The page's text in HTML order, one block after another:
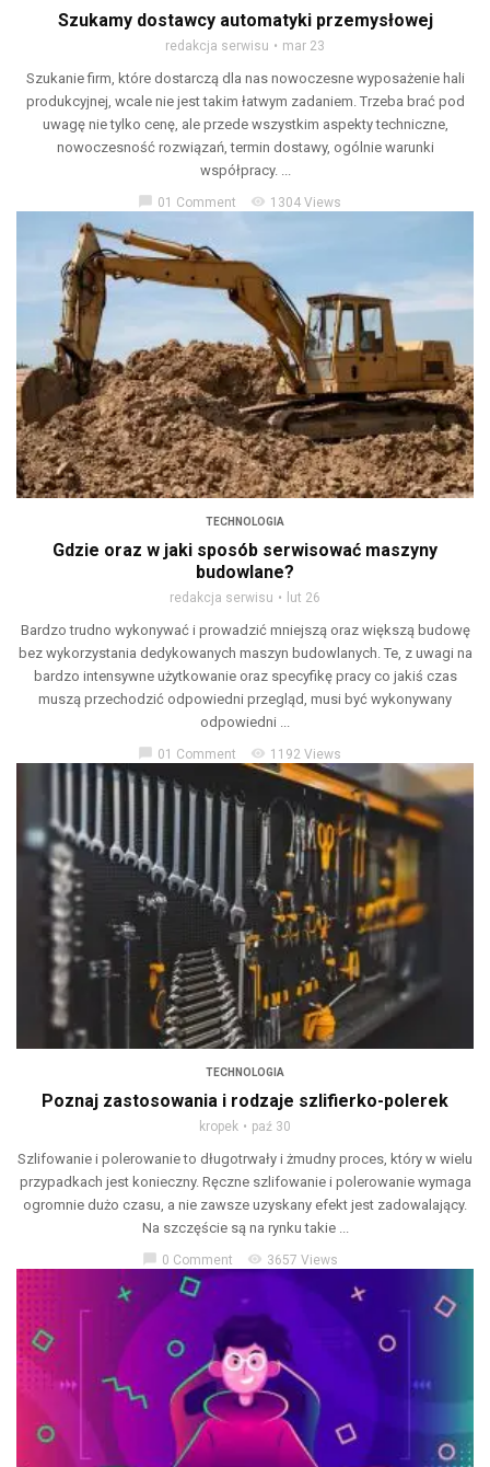
Szukamy dostawcy automatyki przemysłowej
redakcja serwisu mar 23
Szukanie firm, które dostarczą dla nas nowoczesne wyposażenie hali
produkcyjnej, wcale nie jest takim łatwym zadaniem. Trzeba brać pod
uwagę nie tylko cenę, ale przede wszystkim aspekty techniczne,
nowoczesność rozwiązań, termin dostawy, ogólnie warunki
współpracy. ...
chat_bubble 01 Comment visibility 1304 Views
TECHNOLOGIA
Gdzie oraz w jaki sposób serwisować maszyny
budowlane?
redakcja serwisu lut 26
Bardzo trudno wykonywać i prowadzić mniejszą oraz większą budowę
bez wykorzystania dedykowanych maszyn budowlanych. Te, z uwagi na
bardzo intensywne użytkowanie oraz specyfikę pracy co jakiś czas
muszą przechodzić odpowiedni przegląd, musi być wykonywany
odpowiedni ...
01 Comment visibility 1192 Views
TECHNOLOGIA
Poznaj zastosowania i rodzaje szlifierko-polerek
kropek paź 30
Szlifowanie i polerowanie to długotrwały i żmudny proces, który w wielu
przypadkach jest konieczny. Ręczne szlifowanie i polerowanie wymaga
ogromnie dużo czasu, a nie zawsze uzyskany efekt jest zadowalający.
Na szczęście są na rynku takie ...
0 Comment visibility 3657 Views